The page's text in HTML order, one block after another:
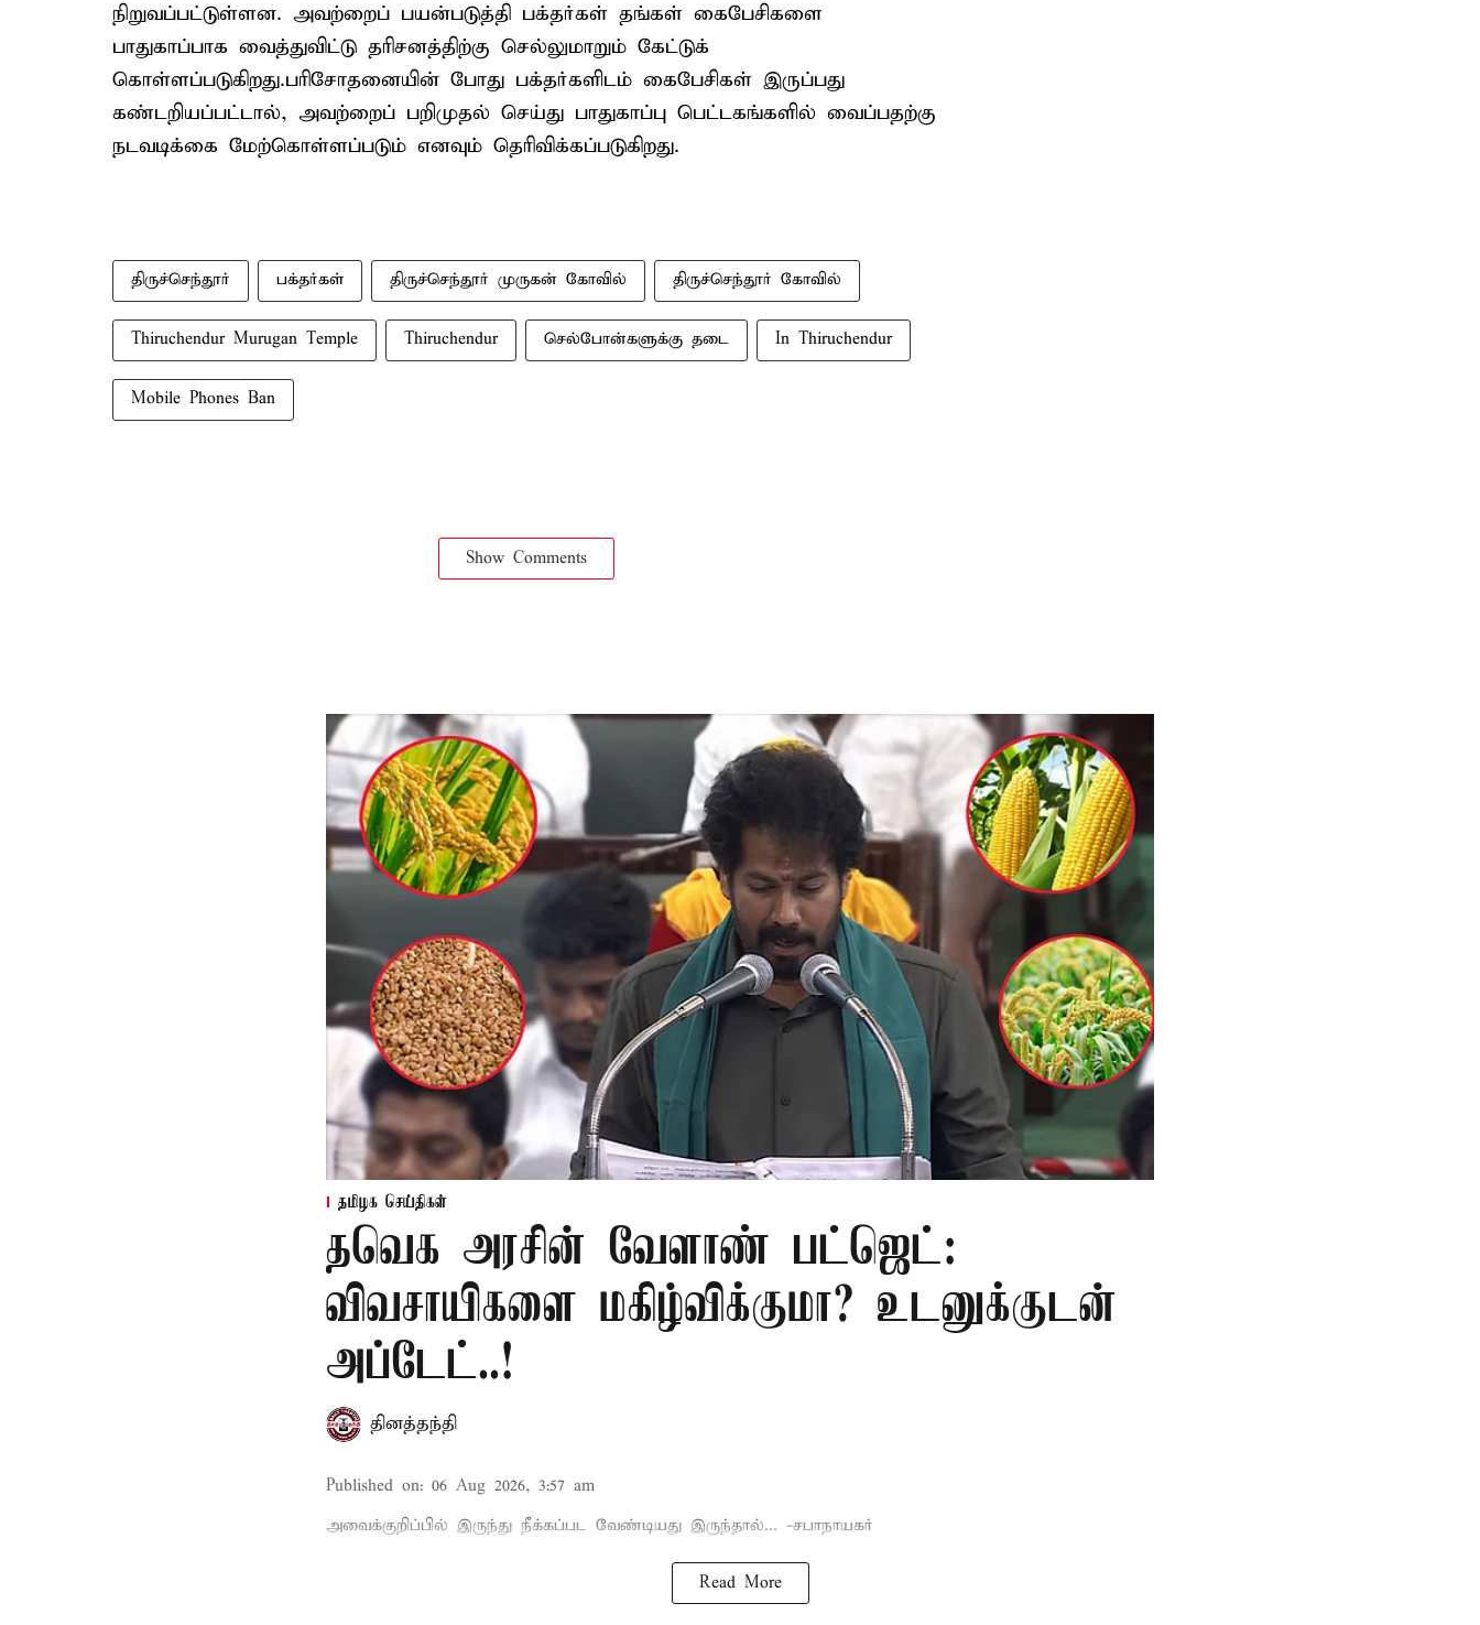
நிறுவப்பட்டுள்ளன. அவற்றைப் பயன்படுத்தி பக்தர்கள் தங்கள் கைபேசிகளை
பாதுகாப்பாக வைத்துவிட்டு தரிசனத்திற்கு செல்லுமாறும் கேட்டுக்
கொள்ளப்படுகிறது.பரிசோதனையின் போது பக்தர்களிடம் கைபேசிகள் இருப்பது
கண்டறியப்பட்டால், அவற்றைப் பறிமுதல் செய்து பாதுகாப்பு பெட்டகங்களில் வைப்பதற்கு
நடவடிக்கை மேற்கொள்ளப்படும் எனவும் தெரிவிக்கப்படுகிறது.
திருச்செந்தூர் பக்தர்கள் திருச்செந்தூர் முருகன் கோவில் திருச்செந்தூர் கோவில்
Thiruchendur Murugan Temple Thiruchendur செல்போன்களுக்கு தடை In Thiruchendur
Mobile Phones Ban
Show Comments
தமிழக செய்திகள்
தவெக அரசின் வேளாண் பட்ஜெட்:
விவசாயிகளை மகிழ்விக்குமா? உடனுக்குடன்
அப்டேட்..!
தினத்தந்தி
Published on: 06 Aug 2026, 3:57 am
அவைக்குறிப்பில் இருந்து நீக்கப்பட வேண்டியது இருந்தால்... -சபாநாயகர்
Read More